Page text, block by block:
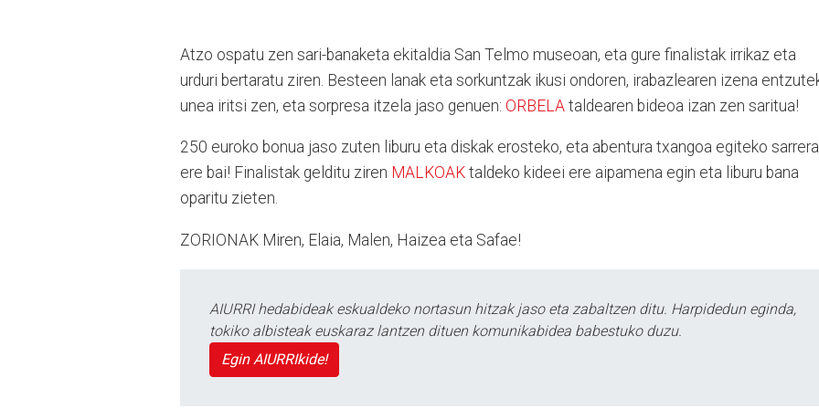
Atzo ospatu zen sari-banaketa ekitaldia San Telmo museoan, eta gure finalistak irrikaz eta
urduri bertaratu ziren. Besteen lanak eta sorkuntzak ikusi ondoren, irabazlearen izena
unea iritsi zen, eta sorpresa itzela jaso genuen: ORBELA taldearen bideoa izan zen saritua!
250 euroko bonua jaso zuten liburu eta diskak erosteko, eta abentura txangoa egiteko
ere bai! Finalistak gelditu ziren MALKOAK taldeko kideei ere aipamena egin eta liburu bana
oparitu zieten.
ZORIONAK Miren, Elaia, Malen, Haizea eta Safae!
AIURRI hedabideak eskualdeko nortasun hitzak jaso eta zabaltzen ditu. Harpidedun eginda,
tokiko albisteak euskaraz lantzen dituen komunikabidea babestuko duzu.
Egin AIURRIkide!